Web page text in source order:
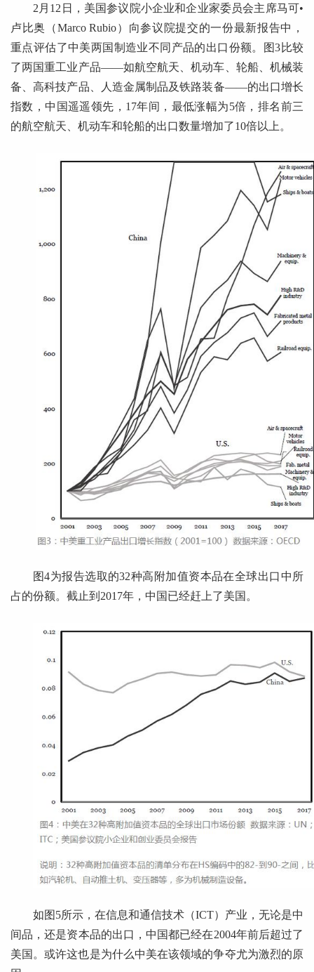
2月12日，美国参议院小企业和企业家委员会主席马可•
卢比奥（Marco Rubio）向参议院提交的一份最新报告中，
重点评估了中美两国制造业不同产品的出口份额。图3比较
了两国重工业产品——如航空航天、机动车、轮船、机械装
备、高科技产品、人造金属制品及铁路装备——的出口增长
指数，中国遥遥领先，17年间，最低涨幅为5倍，排名前三
的航空航天、机动车和轮船的出口数量增加了10倍以上。
图4为报告选取的32种高附加值资本品在全球出口中所
占的份额。截止到2017年，中国已经赶上了美国。
如图5所示，在信息和通信技术（ICT）产业，无论是中
间品，还是资本品的出口，中国都已经在2004年前后超过了
美国。或许这也是为什么中美在该领域的争夺尤为激烈的原